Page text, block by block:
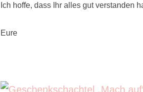
Ich hoffe, dass Ihr alles gut verstanden
Eure